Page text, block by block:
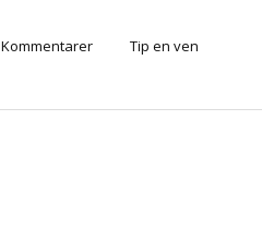
Kommentarer Tip en ven